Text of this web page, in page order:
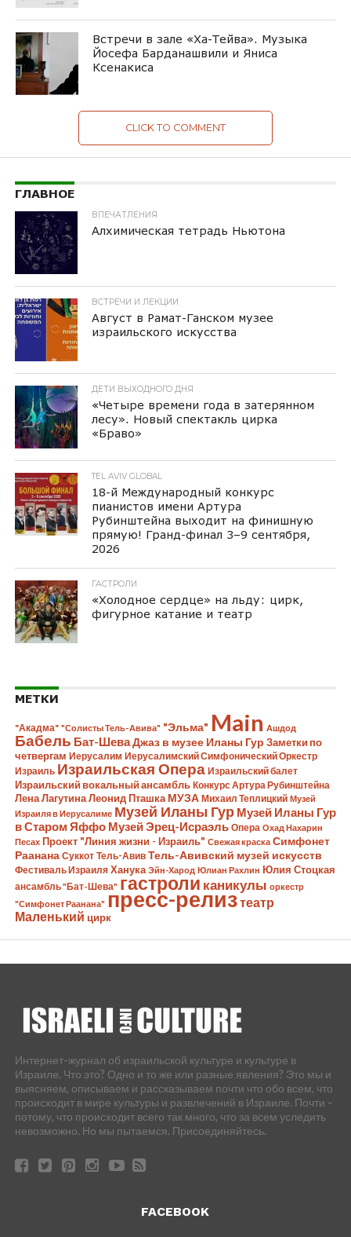
Встречи в зале «Ха-Тейва». Музыка
Йосефа Барданашвили и Яниса
Ксенакиса
CLICK TO COMMENT
ГЛАВНОЕ
ВПЕЧАТЛЕНИЯ
Алхимическая тетрадь Ньютона
ВСТРЕЧИ И ЛЕКЦИИ
Август в Рамат-Ганском музее
израильского искусства
ДЕТИ ВЫХОДНОГО ДНЯ
«Четыре времени года в затерянном
лесу». Новый спектакль цирка
«Браво»
TEL AVIV GLOBAL
18-й Международный конкурс
пианистов имени Артура
Рубинштейна выходит на финишную
прямую! Гранд-финал 3–9 сентября,
2026
ГАСТРОЛИ
«Холодное сердце» на льду: цирк,
фигурное катание и театр
МЕТКИ
"Акадма" "Солисты Тель-Авива" "Эльма" Main Ашдод
Бабель Бат-ШеваДжаз в музее Иланы Гур Заметки по
четвергам Иерусалим Иерусалимский Симфонический Оркестр
Израиль Израильская Опера Израильский балет
Израильский вокальный ансамбль Конкурс Артура Рубинштейна
Лена Лагутина Леонид Пташка МУЗА Михаил Теплицкий Музей
Израиля в Иерусалиме Музей Иланы Гур Музей Иланы Гур
в Старом Яффо Музей Эрец-Исраэль Опера Охад Нахарин
Песах Проект "Линия жизни - Израиль" Свежая краска Симфонет
Раанана Суккот Тель-Авив Тель-Авивский музей искусств
Фестиваль Израиля Ханука Эйн-Харод Юлиан Рахлин Юлия Стоцкая
ансамбль "Бат-Шева" гастроли каникулы оркестр
"Симфонет Раанана" пресс-релизтеатр
Маленький цирк
Интернет-журнал об израильской культуре и культуре в
Израиле. Что это? Одно и то же или разные явления? Это мы и
выясняем, описываем и рассказываем почти что обо всем, что
происходит в мире культуры и развлечений в Израиле. Почти -
потому, что происходит всего так много, что за всем уследить
невозможно. Но мы пытаемся. Присоединяйтесь.
FACEBOOK